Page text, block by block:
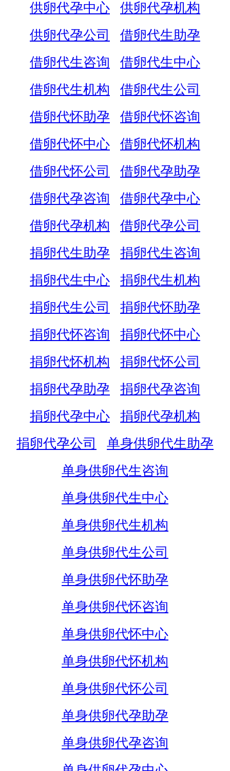
供卵代孕中心
供卵代孕机构
供卵代孕公司
借卵代生助孕
借卵代生咨询
借卵代生中心
借卵代生机构
借卵代生公司
借卵代怀助孕
借卵代怀咨询
借卵代怀中心
借卵代怀机构
借卵代怀公司
借卵代孕助孕
借卵代孕咨询
借卵代孕中心
借卵代孕机构
借卵代孕公司
捐卵代生助孕
捐卵代生咨询
捐卵代生中心
捐卵代生机构
捐卵代生公司
捐卵代怀助孕
捐卵代怀咨询
捐卵代怀中心
捐卵代怀机构
捐卵代怀公司
捐卵代孕助孕
捐卵代孕咨询
捐卵代孕中心
捐卵代孕机构
捐卵代孕公司
单身供卵代生助孕
单身供卵代生咨询
单身供卵代生中心
单身供卵代生机构
单身供卵代生公司
单身供卵代怀助孕
单身供卵代怀咨询
单身供卵代怀中心
单身供卵代怀机构
单身供卵代怀公司
单身供卵代孕助孕
单身供卵代孕咨询